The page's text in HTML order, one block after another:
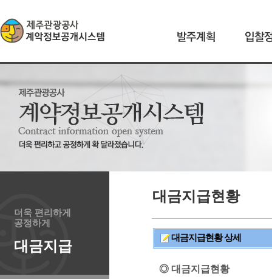
더욱 편리하게
공정하게
대금지급
대금지급현황
대금지급현황 상세
◎ 대금지급현황